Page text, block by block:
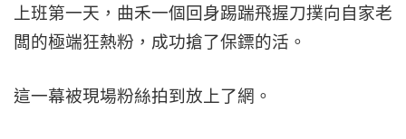
上班第一天，曲禾一個回身踢踹飛握刀撲向自家老
闆的極端狂熱粉，成功搶了保鏢的活。
這一幕被現場粉絲拍到放上了網。